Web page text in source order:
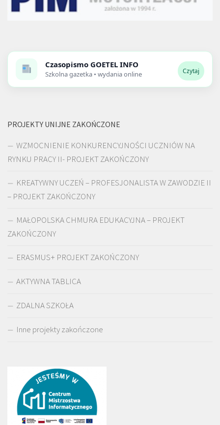
Czasopismo GOETEL INFO
Szkolna gazetka • wydania online Czytaj
PROJEKTY UNIJNE ZAKOŃCZONE
WZMOCNIENIE KONKURENCYJNOŚCI UCZNIÓW NA
RYNKU PRACY II- PROJEKT ZAKOŃCZONY
KREATYWNY UCZEŃ – PROFESJONALISTA W ZAWODZIE II
– PROJEKT ZAKOŃCZONY
MAŁOPOLSKA CHMURA EDUKACYJNA – PROJEKT
ZAKOŃCZONY
ERASMUS+ PROJEKT ZAKOŃCZONY
AKTYWNA TABLICA
ZDALNA SZKOŁA
Inne projekty zakończone